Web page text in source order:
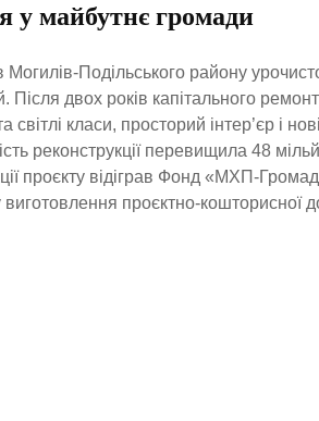
у майбутнє громади
Подільського району
Після двох років капітального
світлі класи, просторий інтер’єр і
реконструкції перевищила 48
проєкту відіграв Фонд «МХП-
проєктно-кошторисної